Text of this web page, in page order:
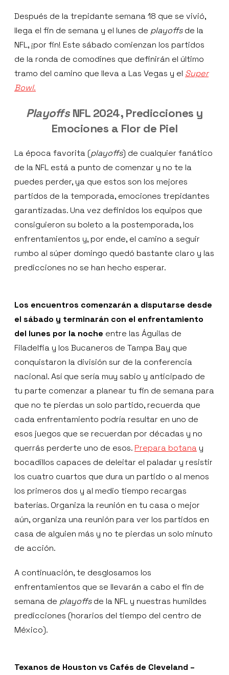
Después de la trepidante semana 18 que se vivió,
llega el fin de semana y el lunes de playoffsde la
NFL, ¡por fin! Este sábado comienzan los partidos
de la ronda de comodines que definirán el último
tramo del camino que lleva a Las Vegas y el Super
Bowl.
PlayoffsNFL 2024, Predicciones y
Emociones a Flor de Piel
La época favorita (playoffs) de cualquier fanático
de la NFL está a punto de comenzar y no te la
puedes perder, ya que estos son los mejores
partidos de la temporada, emociones trepidantes
garantizadas. Una vez definidos los equipos que
consiguieron su boleto a la postemporada, los
enfrentamientos y, por ende, el camino a seguir
rumbo al súper domingo quedó bastante claro y las
predicciones no se han hecho esperar.
Los encuentros comenzarán a disputarse desde
el sábado y terminarán con el enfrentamiento
del lunes por la noche entre las Águilas de
Filadelfia y los Bucaneros de Tampa Bay que
conquistaron la división sur de la conferencia
nacional. Así que sería muy sabio y anticipado de
tu parte comenzar a planear tu fin de semana para
que no te pierdas un solo partido, recuerda que
cada enfrentamiento podría resultar en uno de
esos juegos que se recuerdan por décadas y no
querrás perderte uno de esos. Prepara botana y
bocadillos capaces de deleitar el paladar y resistir
los cuatro cuartos que dura un partido o al menos
los primeros dos y al medio tiempo recargas
baterías. Organiza la reunión en tu casa o mejor
aún, organiza una reunión para ver los partidos en
casa de alguien más y no te pierdas un solo minuto
de acción.
A continuación, te desglosamos los
enfrentamientos que se llevarán a cabo el fin de
semana de playoffsde la NFL y nuestras humildes
predicciones (horarios del tiempo del centro de
México).
Texanos de Houston vs Cafés de Cleveland –